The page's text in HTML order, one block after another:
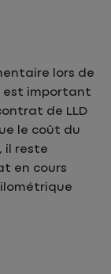
lors de
est important
de LLD
le coût du
il reste
en cours